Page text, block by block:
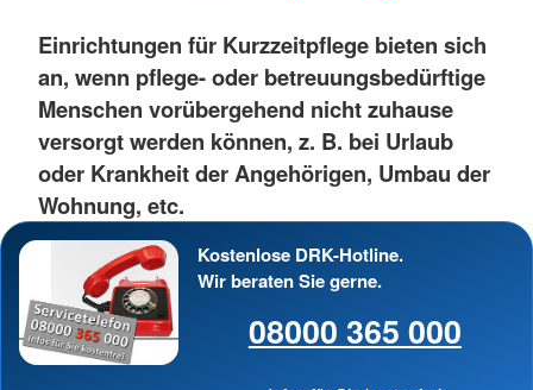
Einrichtungen für Kurzzeitpflege bieten sich
an, wenn pflege- oder betreuungsbedürftige
Menschen vorübergehend nicht zuhause
versorgt werden können, z. B. bei Urlaub
oder Krankheit der Angehörigen, Umbau der
Wohnung, etc.
Kostenlose DRK-Hotline.
Wir beraten Sie gerne.
08000 365 000